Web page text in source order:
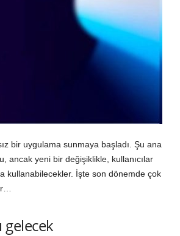
bir uygulama sunmaya başladı. Şu ana
ancak yeni bir değişiklikle, kullanıcılar
kullanabilecekler. İşte son dönemde çok